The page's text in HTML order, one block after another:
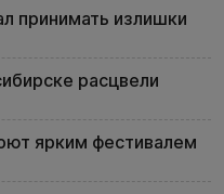
принимать излишки
расцвели
ярким фестивалем